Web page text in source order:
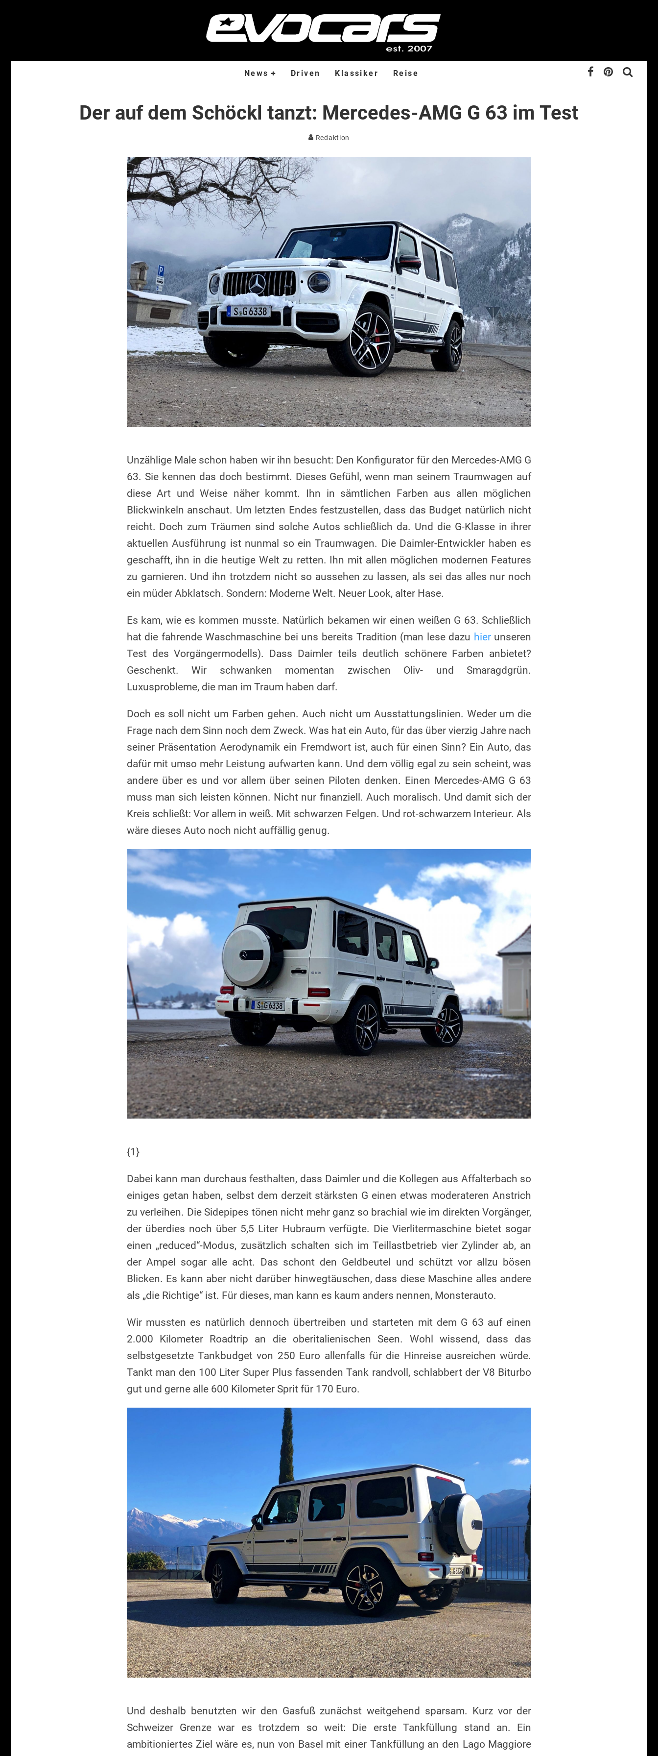
News Driven Klassiker Reise
Der auf dem Schöckl tanzt: Mercedes-AMG G 63 im Test
Redaktion
Unzählige Male schon haben wir ihn besucht: Den Konfigurator für den Mercedes-AMG G
63. Sie kennen das doch bestimmt. Dieses Gefühl, wenn man seinem Traumwagen auf
diese Art und Weise näher kommt. Ihn in sämtlichen Farben aus allen möglichen
Blickwinkeln anschaut. Um letzten Endes festzustellen, dass das Budget natürlich nicht
reicht. Doch zum Träumen sind solche Autos schließlich da. Und die G-Klasse in ihrer
aktuellen Ausführung ist nunmal so ein Traumwagen. Die Daimler-Entwickler haben es
geschafft, ihn in die heutige Welt zu retten. Ihn mit allen möglichen modernen Features
zu garnieren. Und ihn trotzdem nicht so aussehen zu lassen, als sei das alles nur noch
ein müder Abklatsch. Sondern: Moderne Welt. Neuer Look, alter Hase.
Es kam, wie es kommen musste. Natürlich bekamen wir einen weißen G 63. Schließlich
hat die fahrende Waschmaschine bei uns bereits Tradition (man lese dazu hierunseren
Test des Vorgängermodells). Dass Daimler teils deutlich schönere Farben anbietet?
Geschenkt. Wir schwanken momentan zwischen Oliv- und Smaragdgrün.
Luxusprobleme, die man im Traum haben darf.
Doch es soll nicht um Farben gehen. Auch nicht um Ausstattungslinien. Weder um die
Frage nach dem Sinn noch dem Zweck. Was hat ein Auto, für das über vierzig Jahre nach
seiner Präsentation Aerodynamik ein Fremdwort ist, auch für einen Sinn? Ein Auto, das
dafür mit umso mehr Leistung aufwarten kann. Und dem völlig egal zu sein scheint, was
andere über es und vor allem über seinen Piloten denken. Einen Mercedes-AMG G 63
muss man sich leisten können. Nicht nur finanziell. Auch moralisch. Und damit sich der
Kreis schließt: Vor allem in weiß. Mit schwarzen Felgen. Und rot-schwarzem Interieur. Als
wäre dieses Auto noch nicht auffällig genug.
{1}
Dabei kann man durchaus festhalten, dass Daimler und die Kollegen aus Affalterbach so
einiges getan haben, selbst dem derzeit stärksten G einen etwas moderateren Anstrich
zu verleihen. Die Sidepipes tönen nicht mehr ganz so brachial wie im direkten Vorgänger,
der überdies noch über 5,5 Liter Hubraum verfügte. Die Vierlitermaschine bietet sogar
einen „reduced“-Modus, zusätzlich schalten sich im Teillastbetrieb vier Zylinder ab, an
der Ampel sogar alle acht. Das schont den Geldbeutel und schützt vor allzu bösen
Blicken. Es kann aber nicht darüber hinwegtäuschen, dass diese Maschine alles andere
als „die Richtige“ ist. Für dieses, man kann es kaum anders nennen, Monsterauto.
Wir mussten es natürlich dennoch übertreiben und starteten mit dem G 63 auf einen
2.000 Kilometer Roadtrip an die oberitalienischen Seen. Wohl wissend, dass das
selbstgesetzte Tankbudget von 250 Euro allenfalls für die Hinreise ausreichen würde.
Tankt man den 100 Liter Super Plus fassenden Tank randvoll, schlabbert der V8 Biturbo
gut und gerne alle 600 Kilometer Sprit für 170 Euro.
Und deshalb benutzten wir den Gasfuß zunächst weitgehend sparsam. Kurz vor der
Schweizer Grenze war es trotzdem so weit: Die erste Tankfüllung stand an. Ein
ambitioniertes Ziel wäre es, nun von Basel mit einer Tankfüllung an den Lago Maggiore